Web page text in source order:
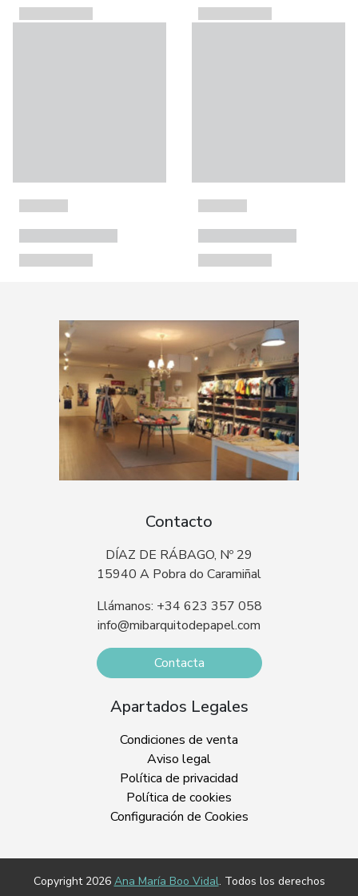
Contacto
DÍAZ DE RÁBAGO, Nº 29
15940 A Pobra do Caramiñal
Llámanos: +34 623 357 058
info@mibarquitodepapel.com
Contacta
Apartados Legales
Condiciones de venta
Aviso legal
Política de privacidad
Política de cookies
Configuración de Cookies
Copyright 2026 Ana María Boo Vidal. Todos los derechos